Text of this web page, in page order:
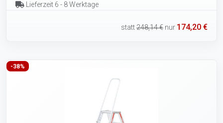
Lieferzeit 6 - 8 Werktage
statt248,14 € nur 174,20 €
-38%